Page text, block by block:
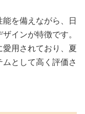
を備えながら、日
インが特徴です。
用されており、夏
として高く評価さ